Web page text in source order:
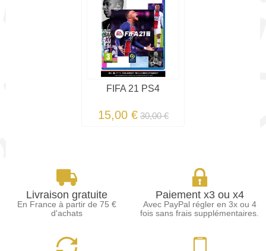
FIFA 21 PS4
15,00 € 30,00 €
Livraison gratuite
En France à partir de 75 €
d'achats
Paiement x3 ou x4
Avec PayPal régler en 3x ou 4
fois sans frais supplémentaires.